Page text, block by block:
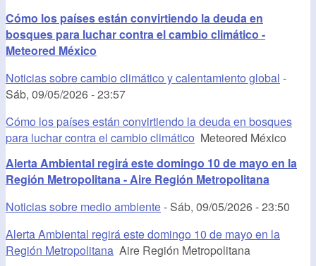
Cómo los países están convirtiendo la deuda en
bosques para luchar contra el cambio climático -
Meteored México
Noticias sobre cambio climático y calentamiento global -
Sáb, 09/05/2026 - 23:57
Cómo los países están convirtiendo la deuda en bosques
para luchar contra el cambio climático Meteored México
Alerta Ambiental regirá este domingo 10 de mayo en la
Región Metropolitana - Aire Región Metropolitana
Noticias sobre medio ambiente- Sáb, 09/05/2026 - 23:50
Alerta Ambiental regirá este domingo 10 de mayo en la
Región Metropolitana Aire Región Metropolitana